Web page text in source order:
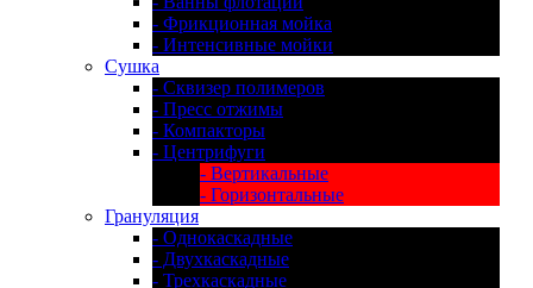
- Фрикционная мойка
- Интенсивные мойки
Сушка
- Сквизер полимеров
- Пресс отжимы
- Компакторы
- Центрифуги
- Вертикальные
- Горизонтальные
Грануляция
- Однокаскадные
- Двухкаскадные
- Трехкаскадные